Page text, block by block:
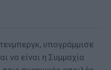
υπογράμμισε
να είναι η Συμμαχία